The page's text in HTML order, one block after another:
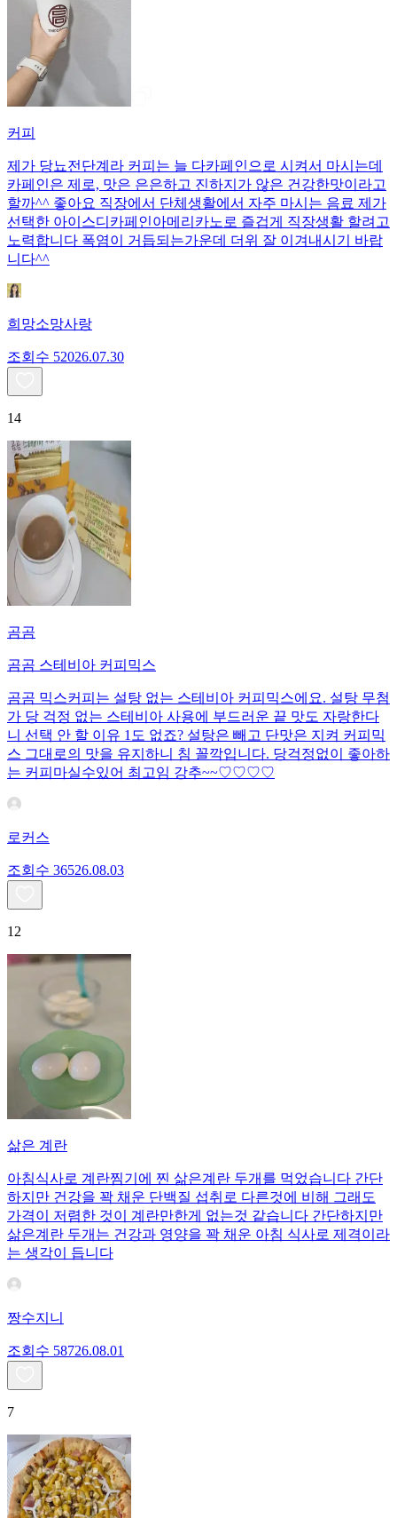
커피
제가 당뇨전단계라 커피는 늘 다카페인으로 시켜서 마시는데
카페인은 제로, 맛은 은은하고 진하지가 않은 건강한맛이라고
할까^^ 좋아요 직장에서 단체생활에서 자주 마시는 음료 제가
선택한 아이스디카페인아메리카노로 즐겁게 직장생활 할려고
노력합니다 폭염이 거듭되는가운데 더위 잘 이겨내시기 바랍
니다^^
희망소망사랑
조회수 52026.07.30
14
곰곰
곰곰 스테비아 커피믹스
곰곰 믹스커피는 설탕 없는 스테비아 커피믹스에요. 설탕 무첨
가 당 걱정 없는 스테비아 사용에 부드러운 끝 맛도 자랑한다
니 선택 안 할 이유 1도 없죠? 설탕은 빼고 단맛은 지켜 커피믹
스 그대로의 맛을 유지하니 침 꼴깍입니다. 당걱정없이 좋아하
는 커피마실수있어 최고임 강추~~♡♡♡♡
로커스
조회수 36526.08.03
12
삶은 계란
아침식사로 계란찜기에 찐 삶은계란 두개를 먹었습니다 간단
하지만 건강을 꽉 채운 단백질 섭취로 다른것에 비해 그래도
가격이 저렴한 것이 계란만한게 없는것 같습니다 간단하지만
삶은계란 두개는 건강과 영양을 꽉 채운 아침 식사로 제격이라
는 생각이 듭니다
짱수지니
조회수 58726.08.01
7